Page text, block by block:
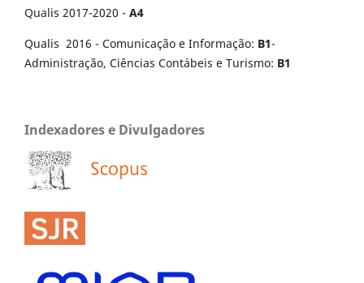
Qualis 2017-2020 - A4
Qualis 2016 - Comunicação e Informação: B1-
Administração, Ciências Contábeis e Turismo: B1
Indexadores e Divulgadores